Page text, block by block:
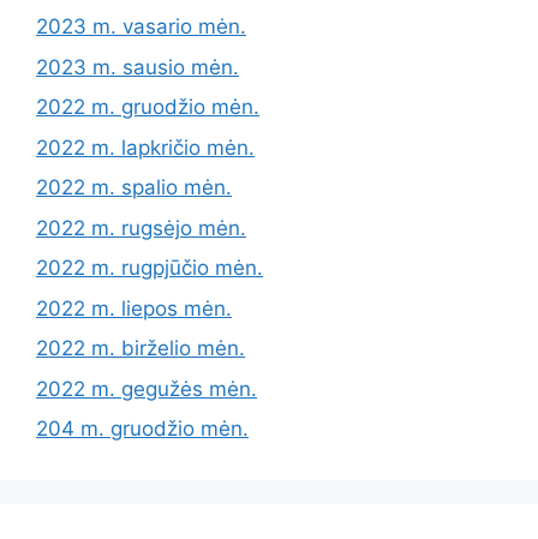
2023 m. vasario mėn.
2023 m. sausio mėn.
2022 m. gruodžio mėn.
2022 m. lapkričio mėn.
2022 m. spalio mėn.
2022 m. rugsėjo mėn.
2022 m. rugpjūčio mėn.
2022 m. liepos mėn.
2022 m. birželio mėn.
2022 m. gegužės mėn.
204 m. gruodžio mėn.